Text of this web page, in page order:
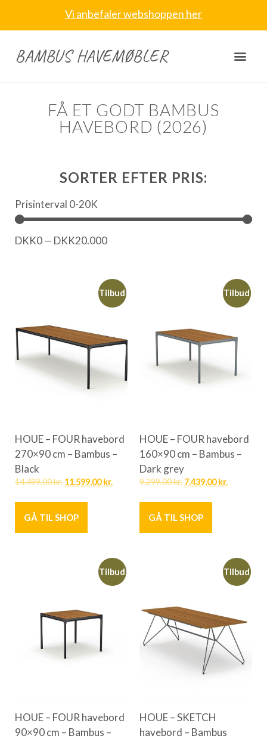
Vi anbefaler webshoppen her
BAMBUS HAVEMØBLER
FÅ ET GODT BAMBUS
HAVEBORD (2026)
SORTER EFTER PRIS:
Prisinterval 0-20K
DKK0— DKK20.000
Tilbud
HOUE – FOUR havebord
270×90 cm – Bambus –
Black
14.499,00kr. 11.599,00kr.
GÅ TIL SHOP
Tilbud
HOUE – FOUR havebord
160×90 cm – Bambus –
Dark grey
9.299,00kr. 7.439,00kr.
GÅ TIL SHOP
Tilbud
HOUE – FOUR havebord
90×90 cm – Bambus –
Tilbud
HOUE – SKETCH
havebord – Bambus